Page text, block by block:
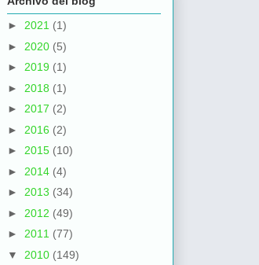
► 2021 (1)
► 2020 (5)
► 2019 (1)
► 2018 (1)
► 2017 (2)
► 2016 (2)
► 2015 (10)
► 2014 (4)
► 2013 (34)
► 2012 (49)
► 2011 (77)
▼ 2010 (149)